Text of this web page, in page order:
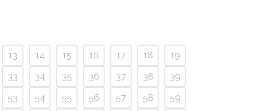
13 14 15 16 17 18
19
33 34 35 36 37 38
39
53 54 55 56 57 58 59